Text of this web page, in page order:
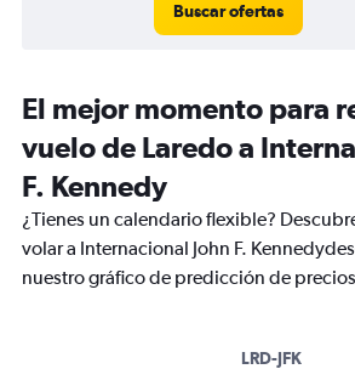
Buscar ofertas
El mejor momento para
vuelo de Laredo a
F. Kennedy
¿Tienes un calendario flexible?
volar a Internacional John F.
nuestro gráfico de predicción de
LRD-JFK